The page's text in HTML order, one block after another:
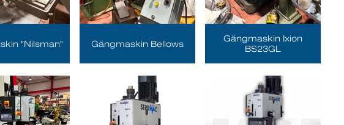
"Nilsman" Gängmaskin Bellows
Gängmaskin Ixion
BS23GL